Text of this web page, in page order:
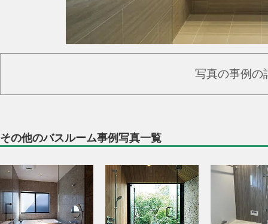
写真の事例の
その他のバスルーム事例写真一覧